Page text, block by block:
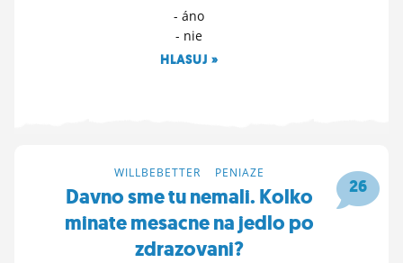
- áno
- nie
HLASUJ »
26
WILLBEBETTER PENIAZE
Davno sme tu nemali. Kolko
minate mesacne na jedlo po
zdrazovani?